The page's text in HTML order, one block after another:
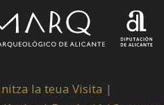
la teua Visita |